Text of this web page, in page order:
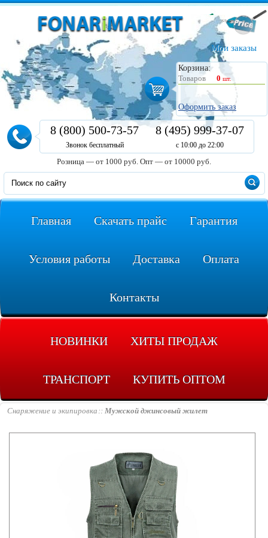
Мои заказы
Корзина:
Товаров
0 шт.
Оформить заказ
8 (800) 500-73-57
Звонок бесплатный
8 (495) 999-37-07
с 10:00 до 22:00
Розница — от 1000 руб. Опт — от 10000 руб.
Главная Скачать прайс Гарантия
Условия работы Доставка Оплата
Контакты
НОВИНКИ ХИТЫ ПРОДАЖ
ТРАНСПОРТ КУПИТЬ ОПТОМ
Снаряжение и экипировка Мужской джинсовый жилет